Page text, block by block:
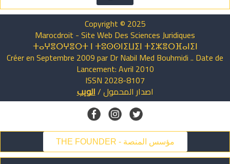
Copyright © 2025
Marocdroit - Site Web Des Sciences Juridiques
ⵜⴰⵖⴻⵔⵖⴻⵔⵜ ⵏ ⵜⵓⵙⵙⵏⵉⵡⵉⵏ ⵜⵉⵣⴻⵔⴼⴰⵏⵉⵏ
Créer en Septembre 2009 par Dr Nabil Med Bouhmidi .. Date de
Lancement: Avril 2010
ISSN 2028-8107
اصدار المحمول/الويب
THE FOUNDER - مؤسس المنصة